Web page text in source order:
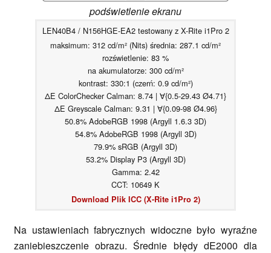
podświetlenie ekranu
LEN40B4 / N156HGE-EA2 testowany z X-Rite i1Pro 2
maksimum: 312 cd/m² (Nits) średnia: 287.1 cd/m²
rozświetlenie: 83 %
na akumulatorze: 300 cd/m²
kontrast: 330:1 (czerń: 0.9 cd/m²)
ΔE ColorChecker Calman: 8.74 | ∀{0.5-29.43 Ø4.71}
ΔE Greyscale Calman: 9.31 | ∀{0.09-98 Ø4.96}
50.8% AdobeRGB 1998 (Argyll 1.6.3 3D)
54.8% AdobeRGB 1998 (Argyll 3D)
79.9% sRGB (Argyll 3D)
53.2% Display P3 (Argyll 3D)
Gamma: 2.42
CCT: 10649 K
Download Plik ICC (X-Rite i1Pro 2)
Na ustawieniach fabrycznych widoczne było wyraźne
zaniebieszczenie obrazu. Średnie błędy dE2000 dla